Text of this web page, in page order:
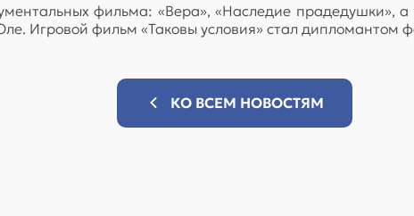
фильма: «Вера», «Наследие прадедушки»,
Игровой фильм «Таковы условия» стал дипломантом
КО ВСЕМ НОВОСТЯМ